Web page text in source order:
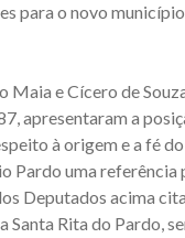
para o novo
e Cícero de
apresentaram a
à origem e a fé
Pardo uma referência
Deputados acima
Rita do Pardo,